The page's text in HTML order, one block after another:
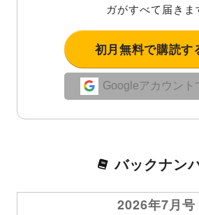
ガがすべて届きま
初月無料で購読す
Googleアカウント
バックナン
2026年7月号